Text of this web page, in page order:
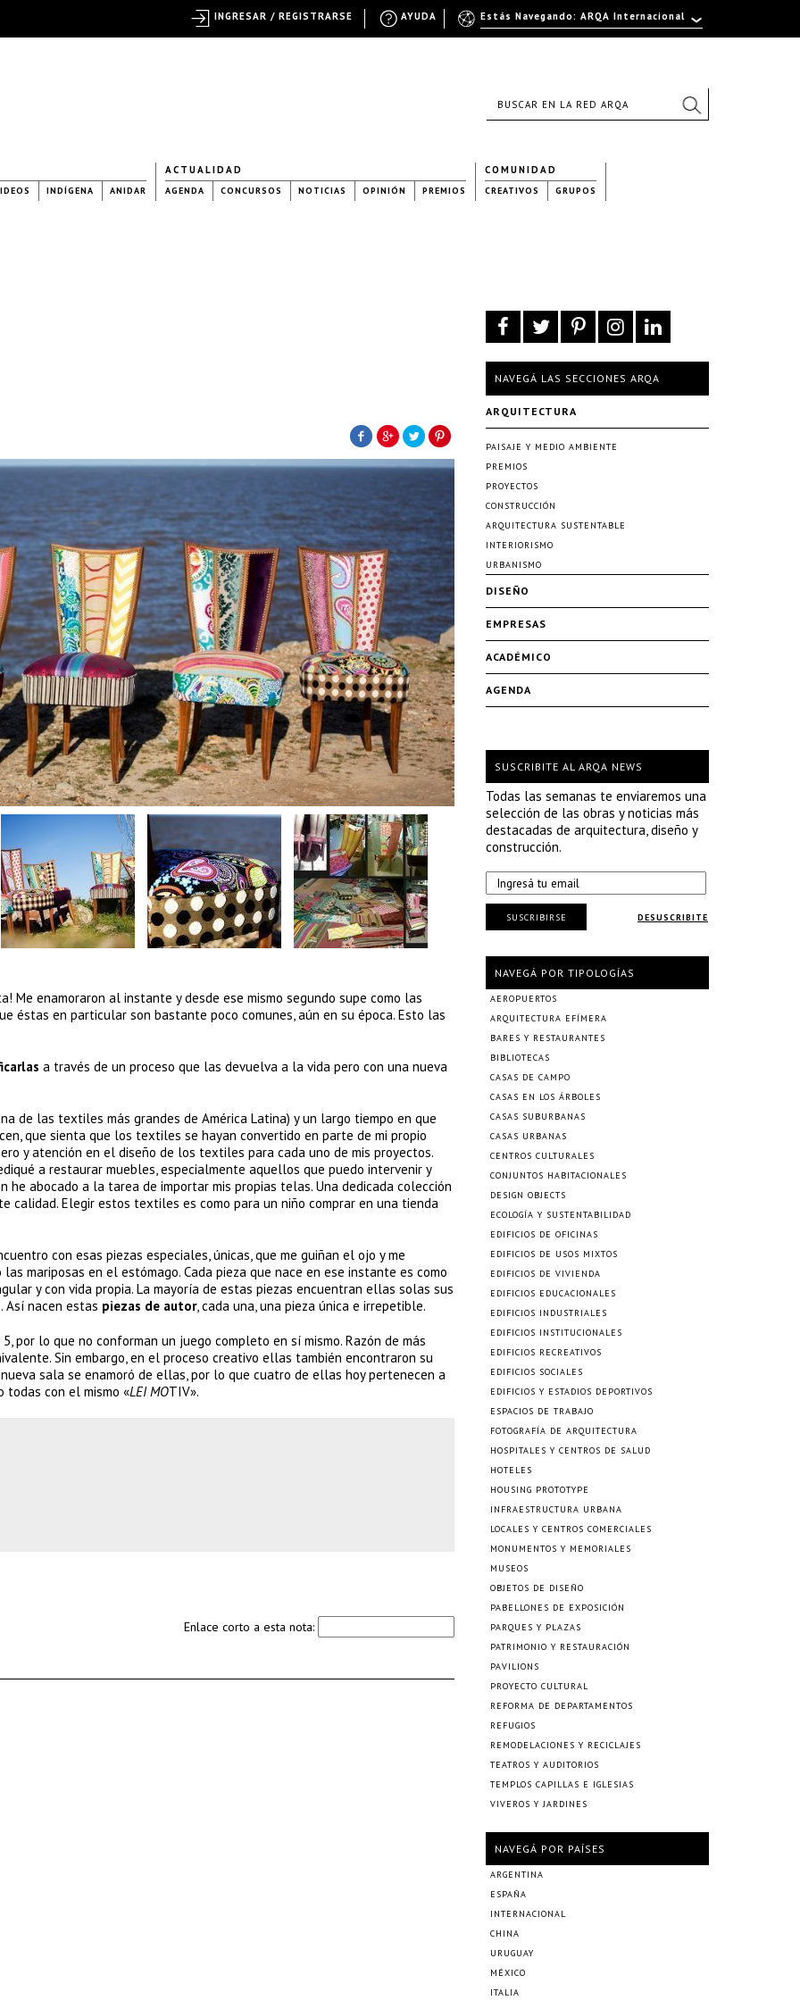
INDÍGENA ANIDAR
ACTUALIDAD
AGENDA CONCURSOS NOTICIAS OPINIÓN PREMIOS
COMUNIDAD
CREATIVOS GRUPOS
Me enamoraron al instante y desde ese mismo segundo supe como las
éstas en particular son bastante poco comunes, aún en su época. Esto las
a través de un proceso que las devuelva a la vida pero con una nueva
de las textiles más grandes de América Latina) y un largo tiempo en que
que sienta que los textiles se hayan convertido en parte de mi propio
y atención en el diseño de los textiles para cada uno de mis proyectos.
a restaurar muebles, especialmente aquellos que puedo intervenir y
abocado a la tarea de importar mis propias telas. Una dedicada colección
calidad. Elegir estos textiles es como para un niño comprar en una tienda
con esas piezas especiales, únicas, que me guiñan el ojo y me
mariposas en el estómago. Cada pieza que nace en ese instante es como
y con vida propia. La mayoría de estas piezas encuentran ellas solas sus
Así nacen estas piezas de autor, cada una, una pieza única e irrepetible.
por lo que no conforman un juego completo en sí mismo. Razón de más
Sin embargo, en el proceso creativo ellas también encontraron su
sala se enamoró de ellas, por lo que cuatro de ellas hoy pertenecen a
todas con el mismo «LEI MOTIV».
Enlace corto a esta nota:
NAVEGÁ LAS SECCIONES ARQA
ARQUITECTURA
PAISAJE Y MEDIO AMBIENTE
PREMIOS
PROYECTOS
CONSTRUCCIÓN
ARQUITECTURA SUSTENTABLE
INTERIORISMO
URBANISMO
DISEÑO
EMPRESAS
ACADÉMICO
AGENDA
SUSCRIBITE AL ARQA NEWS
Todas las semanas te enviaremos una
selección de las obras y noticias más
destacadas de arquitectura, diseño y
construcción.
DESUSCRIBITE
SUSCRIBIRSE
NAVEGÁ POR TIPOLOGÍAS
AEROPUERTOS
ARQUITECTURA EFÍMERA
BARES Y RESTAURANTES
BIBLIOTECAS
CASAS DE CAMPO
CASAS EN LOS ÁRBOLES
CASAS SUBURBANAS
CASAS URBANAS
CENTROS CULTURALES
CONJUNTOS HABITACIONALES
DESIGN OBJECTS
ECOLOGÍA Y SUSTENTABILIDAD
EDIFICIOS DE OFICINAS
EDIFICIOS DE USOS MIXTOS
EDIFICIOS DE VIVIENDA
EDIFICIOS EDUCACIONALES
EDIFICIOS INDUSTRIALES
EDIFICIOS INSTITUCIONALES
EDIFICIOS RECREATIVOS
EDIFICIOS SOCIALES
EDIFICIOS Y ESTADIOS DEPORTIVOS
ESPACIOS DE TRABAJO
FOTOGRAFÍA DE ARQUITECTURA
HOSPITALES Y CENTROS DE SALUD
HOTELES
HOUSING PROTOTYPE
INFRAESTRUCTURA URBANA
LOCALES Y CENTROS COMERCIALES
MONUMENTOS Y MEMORIALES
MUSEOS
OBJETOS DE DISEÑO
PABELLONES DE EXPOSICIÓN
PARQUES Y PLAZAS
PATRIMONIO Y RESTAURACIÓN
PAVILIONS
PROYECTO CULTURAL
REFORMA DE DEPARTAMENTOS
REFUGIOS
REMODELACIONES Y RECICLAJES
TEATROS Y AUDITORIOS
TEMPLOS CAPILLAS E IGLESIAS
VIVEROS Y JARDINES
NAVEGÁ POR PAÍSES
ARGENTINA
ESPAÑA
INTERNACIONAL
CHINA
URUGUAY
MÉXICO
ITALIA
Estás Navegando: ARQA Internacional
AYUDA
INGRESAR / REGISTRARSE